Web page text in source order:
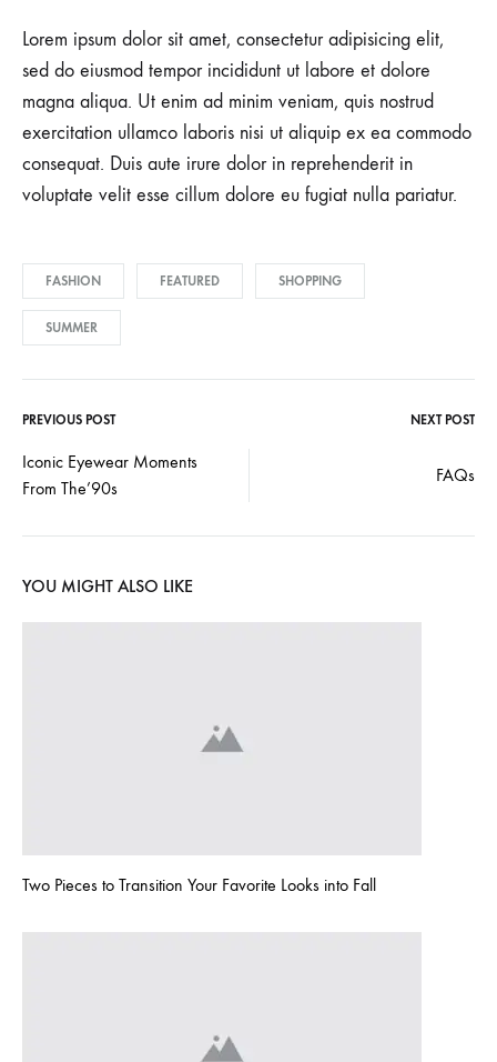
Lorem ipsum dolor sit amet, consectetur adipisicing elit,
sed do eiusmod tempor incididunt ut labore et dolore
magna aliqua. Ut enim ad minim veniam, quis nostrud
exercitation ullamco laboris nisi ut aliquip ex ea commodo
consequat. Duis aute irure dolor in reprehenderit in
voluptate velit esse cillum dolore eu fugiat nulla pariatur.
FASHION FEATURED SHOPPING
SUMMER
PREVIOUS POST NEXT POST
Iconic Eyewear Moments
From The’90s
FAQs
YOU MIGHT ALSO LIKE
Two Pieces to Transition Your Favorite Looks into Fall